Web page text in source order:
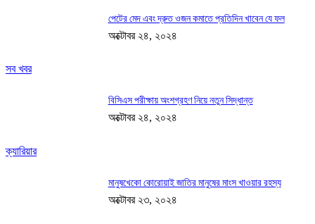
সব খবর
পেটের মেদ এবং দ্রুত ওজন কমাতে প্রতিদিন খাবেন যে ফল
অক্টোবর ২৪, ২০২৪
ক্যারিয়ার
বিসিএস পরীক্ষায় অংশগ্রহণ নিয়ে নতুন সিদ্ধান্ত
অক্টোবর ২৪, ২০২৪
মানুষখেকো কোরোয়াই জাতির মানুষের মাংস খাওয়ার রহস্য
অক্টোবর ২৩, ২০২৪